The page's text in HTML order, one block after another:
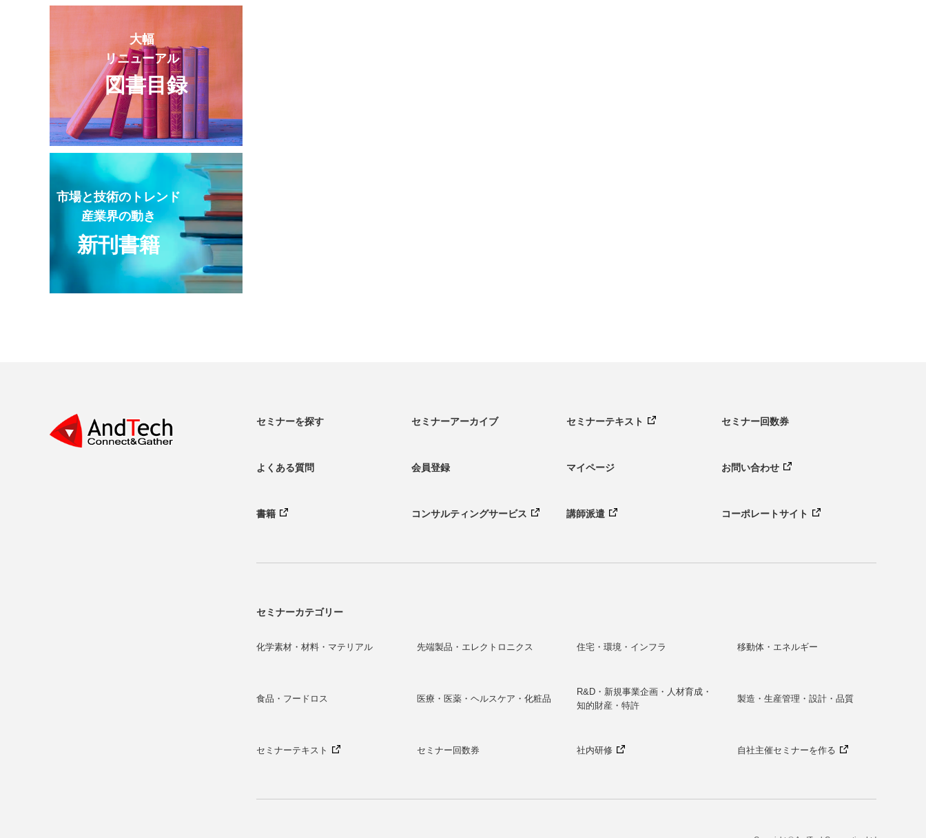
大幅
リニューアル
図書目録
市場と技術のトレンド
産業界の動き
新刊書籍
セミナーを探す セミナーアーカイブ セミナーテキスト セミナー回数券
よくある質問 会員登録 マイページ お問い合わせ
書籍 コンサルティングサービス 講師派遣 コーポレートサイト
セミナーカテゴリー
化学素材・材料・マテリアル 先端製品・エレクトロニクス 住宅・環境・インフラ 移動体・エネルギー
食品・フードロス 医療・医薬・ヘルスケア・化粧品
R&D・新規事業企画・人材育成・
知的財産・特許
製造・生産管理・設計・品質
セミナーテキスト セミナー回数券 社内研修 自社主催セミナーを作る